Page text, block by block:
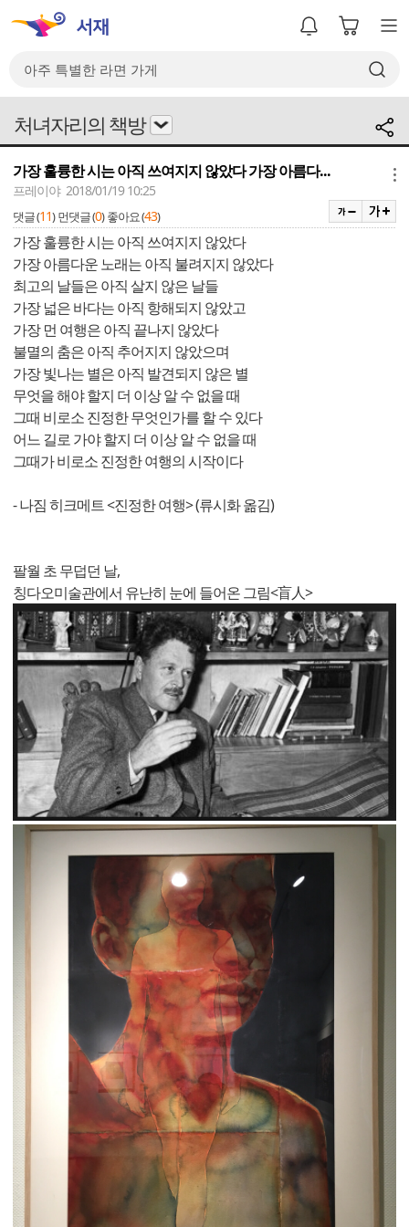
처녀자리의 책방
가장 훌륭한 시는 아직 쓰여지지 않았다 가장 아름다...
프레이야 2018/01/19 10:25
댓글 (11) 먼댓글 (0) 좋아요 (43)
가장 훌륭한 시는 아직 쓰여지지 않았다
가장 아름다운 노래는 아직 불려지지 않았다
최고의 날들은 아직 살지 않은 날들
가장 넓은 바다는 아직 항해되지 않았고
가장 먼 여행은 아직 끝나지 않았다
불멸의 춤은 아직 추어지지 않았으며
가장 빛나는 별은 아직 발견되지 않은 별
무엇을 해야 할지 더 이상 알 수 없을 때
그때 비로소 진정한 무엇인가를 할 수 있다
어느 길로 가야 할지 더 이상 알 수 없을 때
그때가 비로소 진정한 여행의 시작이다
- 나짐 히크메트 <진정한 여행> (류시화 옮김)
팔월 초 무덥던 날,
칭다오미술관에서 유난히 눈에 들어온 그림<盲人>